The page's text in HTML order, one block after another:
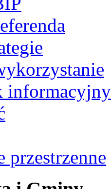
informacyjny
przestrzenne